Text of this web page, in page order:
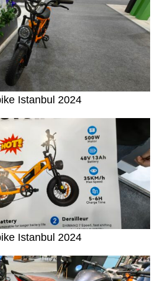
Istanbul 2024
Istanbul 2024